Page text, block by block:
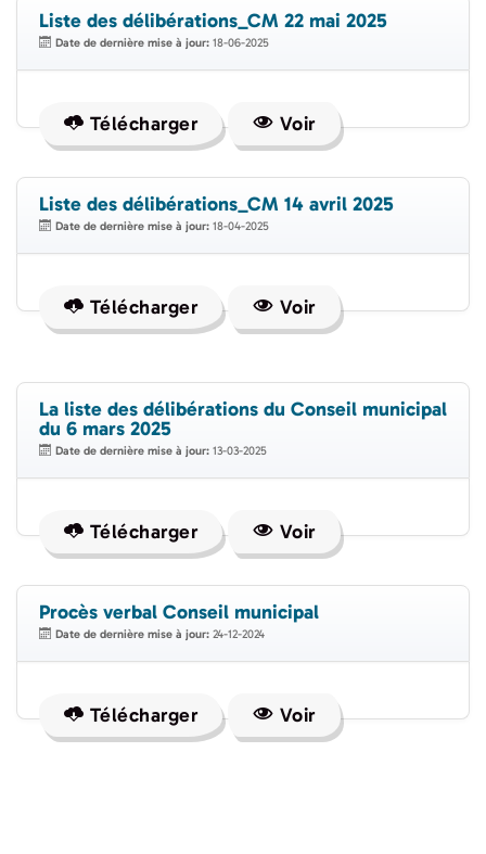
Liste des délibérations_CM 22 mai 2025
Date de dernière mise à jour: 18-06-2025
Télécharger Voir
Liste des délibérations_CM 14 avril 2025
Date de dernière mise à jour: 18-04-2025
Télécharger Voir
La liste des délibérations du Conseil municipal
du 6 mars 2025
Date de dernière mise à jour: 13-03-2025
Télécharger Voir
Procès verbal Conseil municipal
Date de dernière mise à jour: 24-12-2024
Télécharger Voir